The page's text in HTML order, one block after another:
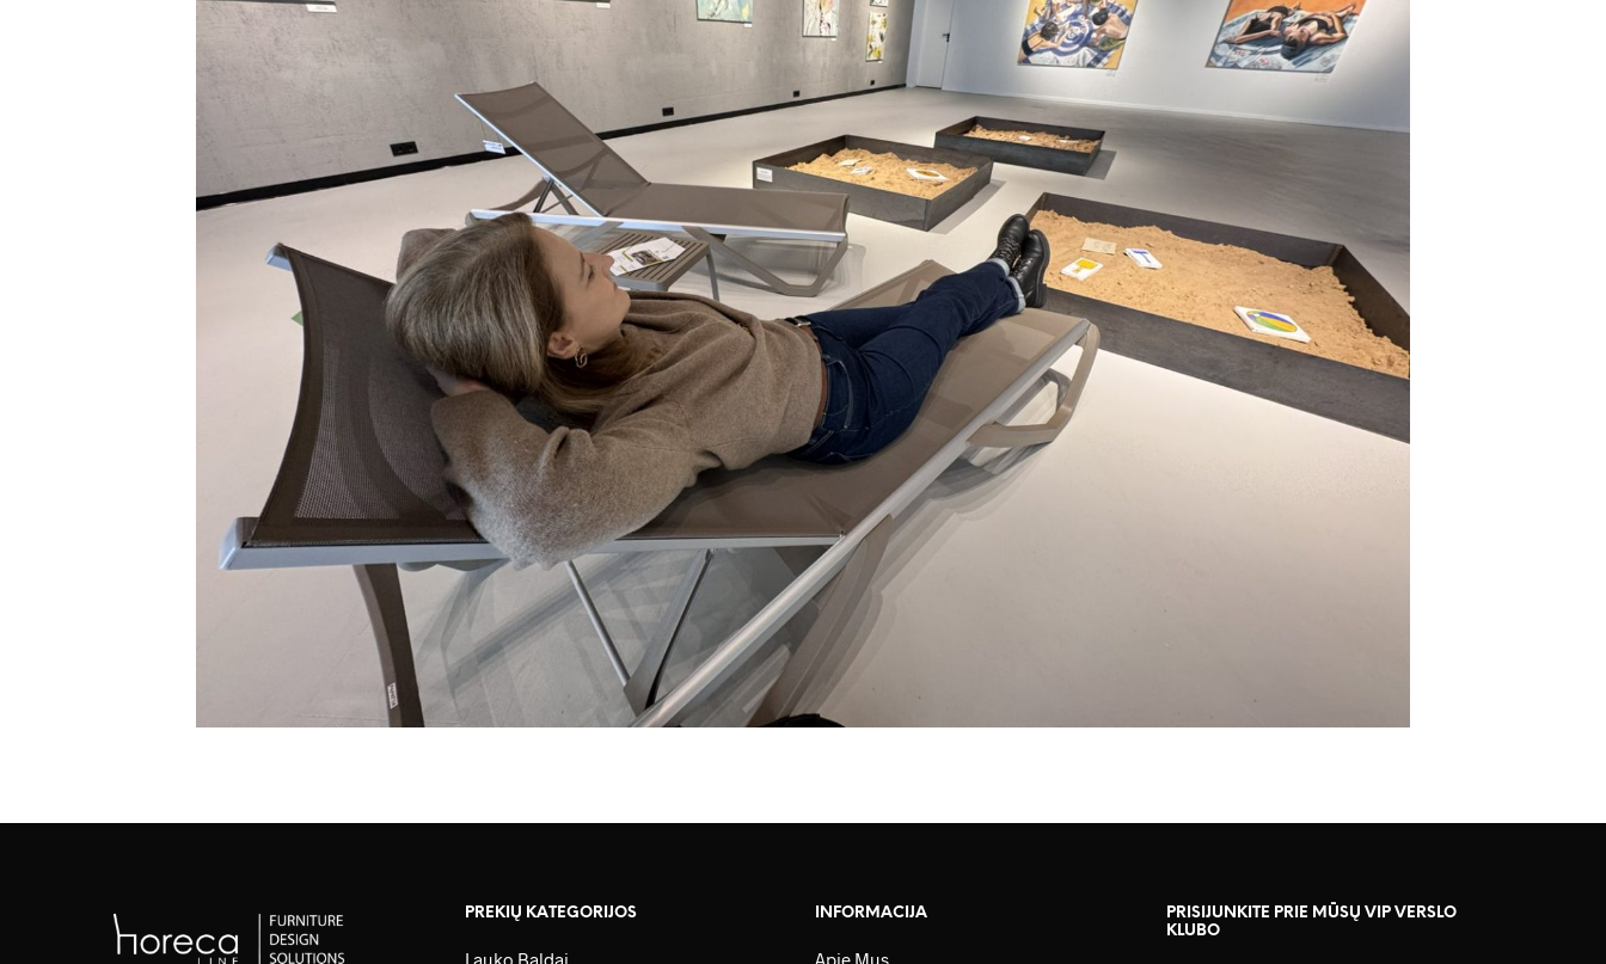
PREKIŲ KATEGORIJOS
Lauko Baldai
INFORMACIJA
Apie Mus
PRISIJUNKITE PRIE MŪSŲ VIP VERSLO
KLUBO